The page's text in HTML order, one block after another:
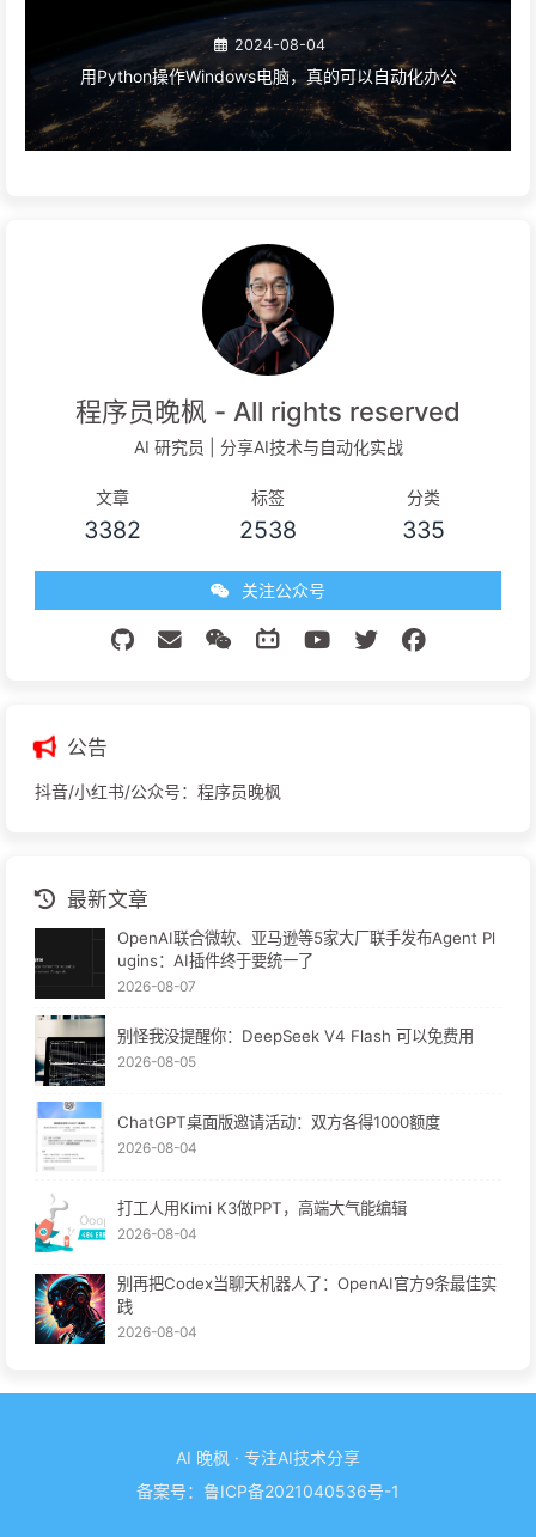
2024-08-04
用Python操作Windows电脑，真的可以自动化办公
程序员晚枫 - All rights reserved
AI 研究员 | 分享AI技术与自动化实战
文章
3382
标签
2538
分类
335
关注公众号
公告
抖音/小红书/公众号：程序员晚枫
最新文章
OpenAI联合微软、亚马逊等5家大厂联手发布Agent Pl
ugins：AI插件终于要统一了
2026-08-07
别怪我没提醒你：DeepSeek V4 Flash 可以免费用
2026-08-05
ChatGPT桌面版邀请活动：双方各得1000额度
2026-08-04
打工人用Kimi K3做PPT，高端大气能编辑
2026-08-04
别再把Codex当聊天机器人了：OpenAI官方9条最佳实
践
2026-08-04
AI 晚枫 · 专注AI技术分享
备案号： 鲁ICP备2021040536号-1